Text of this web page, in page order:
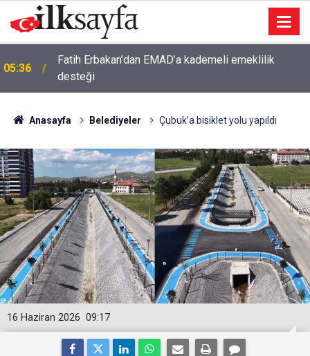
05:36
Fatih Erbakan’dan EMAD’a kademeli emeklilik
desteği
Anasayfa Belediyeler Çubuk’a bisiklet yolu yapıldı
09:17
16 Haziran 2026